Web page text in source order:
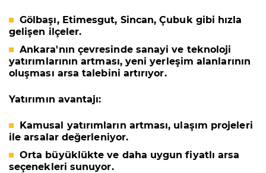
Gölbaşı, Etimesgut, Sincan, Çubuk gibi hızla
gelişen ilçeler.
Ankara'nın çevresinde sanayi ve teknoloji
yatırımlarının artması, yeni yerleşim alanlarının
oluşması arsa talebini artırıyor.
Yatırımın avantajı:
Kamusal yatırımların artması, ulaşım projeleri
ile arsalar değerleniyor.
Orta büyüklükte ve daha uygun fiyatlı arsa
seçenekleri sunuyor.